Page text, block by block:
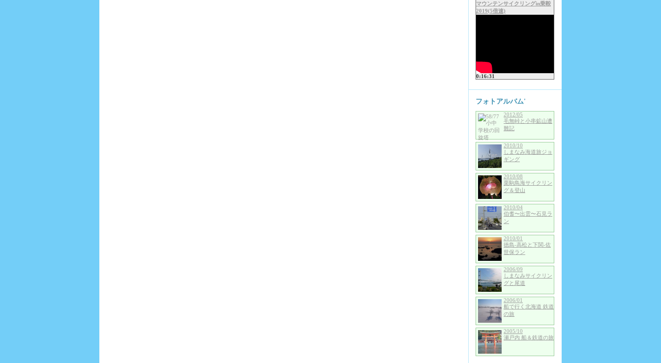
マウンテンサイクリングin乗鞍
2019(5倍速)
0:16:31
フォトアルバム'
2012/05
毛無峠と小串鉱山遭
難記
2010/10
しまなみ海道旅ジョ
ギング
2010/08
栗駒鳥海サイクリン
グ＆登山
2010/04
伯耆〜出雲〜石見ラ
ン
2010/01
徳島-高松と下関-佐
世保ラン
2006/09
しまなみサイクリン
グと尾道
2006/01
船で行く北海道 鉄道
の旅
2005/10
瀬戸内 船＆鉄道の旅